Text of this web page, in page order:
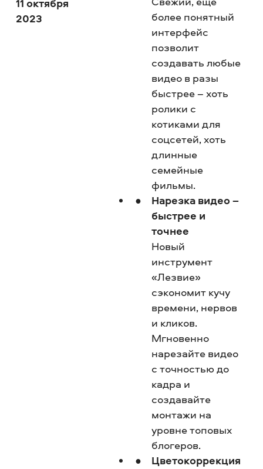
11 октября
2023
более понятный
интерфейс
позволит
создавать любые
видео в разы
быстрее – хоть
ролики с
котиками для
соцсетей, хоть
длинные
семейные
фильмы.
Нарезка видео –
быстрее и
точнее
Новый
инструмент
«Лезвие»
сэкономит кучу
времени, нервов
и кликов.
Мгновенно
нарезайте видео
с точностью до
кадра и
создавайте
монтажи на
уровне топовых
блогеров.
Цветокоррекция